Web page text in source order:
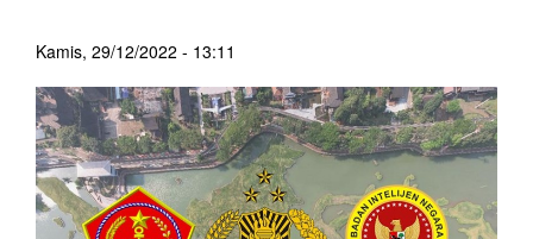
Kamis, 29/12/2022 - 13:11